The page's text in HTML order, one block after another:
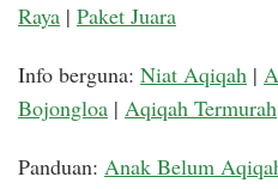
Raya | Paket Juara
Info berguna: Niat Aqiqah |
Bojongloa | Aqiqah Termurah
Panduan: Anak Belum